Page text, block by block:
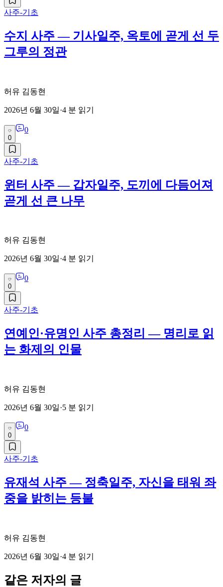
사주-기초
수지 사주 — 기사일주, 옥토에 곧게 선 두
그루의 정관
허유 김동현
2026년 6월 30일·4 분 읽기
0
0
사주-기초
윈터 사주 — 갑자일주, 도끼에 다듬어져
곧게 선 큰 나무
허유 김동현
2026년 6월 30일·4 분 읽기
0
0
사주-기초
연예인·유명인 사주 총정리 — 명리로 읽
는 화제의 인물
허유 김동현
2026년 6월 30일·5 분 읽기
0
0
사주-기초
유재석 사주 — 정축일주, 자신을 태워 좌
중을 밝히는 등불
허유 김동현
2026년 6월 30일·4 분 읽기
같은 저자의 글